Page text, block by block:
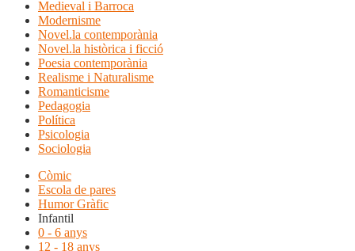
Medieval i Barroca
Modernisme
Novel.la contemporània
Novel.la històrica i ficció
Poesia contemporània
Realisme i Naturalisme
Romanticisme
Pedagogia
Política
Psicologia
Sociologia
Còmic
Escola de pares
Humor Gràfic
Infantil
0 - 6 anys
12 - 18 anys